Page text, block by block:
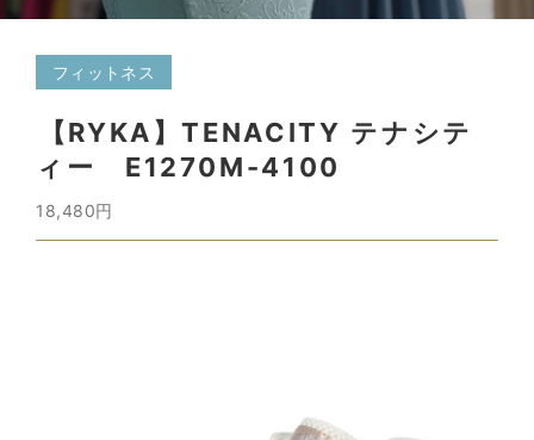
フィットネス
【RYKA】TENACITY テナシテ
ィー E1270M-4100
18,480円